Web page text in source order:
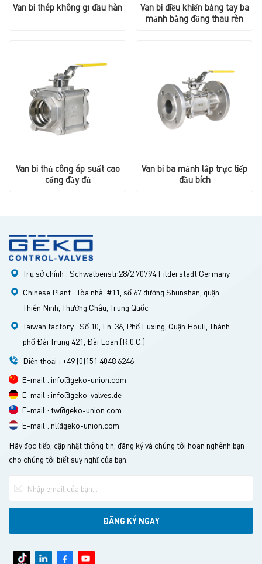
Van bi thép không gỉ đầu hàn
Van bi điều khiển bằng tay ba
mảnh bằng đồng thau rèn
Van bi thủ công áp suất cao
cổng đầy đủ
Van bi ba mảnh lắp trực tiếp
đầu bích
Trụ sở chính : Schwalbenstr.28/2 70794 Filderstadt Germany
Chinese Plant : Tòa nhà. #11, số 67 đường Shunshan, quận
Thiên Ninh, Thường Châu, Trung Quốc
Taiwan factory : Số 10, Ln. 36, Phố Fuxing, Quận Houli, Thành
phố Đài Trung 421, Đài Loan (R.0.C.)
Điện thoại : +49 (0)151 4048 6246
E-mail : info@geko-union.com
E-mail : info@geko-valves.de
E-mail : tw@geko-union.com
E-mail : nl@geko-union.com
Hãy đọc tiếp, cập nhật thông tin, đăng ký và chúng tôi hoan nghênh bạn
cho chúng tôi biết suy nghĩ của bạn.